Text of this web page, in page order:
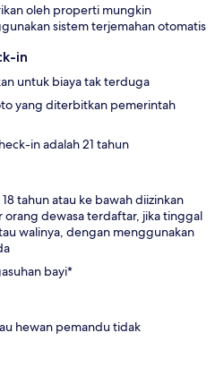
oleh properti mungkin
sistem terjemahan otomatis
in
untuk biaya tak terduga
yang diterbitkan pemerintah
in adalah 21 tahun
tahun atau ke bawah diizinkan
dewasa terdaftar, jika tinggal
walinya, dengan menggunakan
bayi*
hewan pemandu tidak